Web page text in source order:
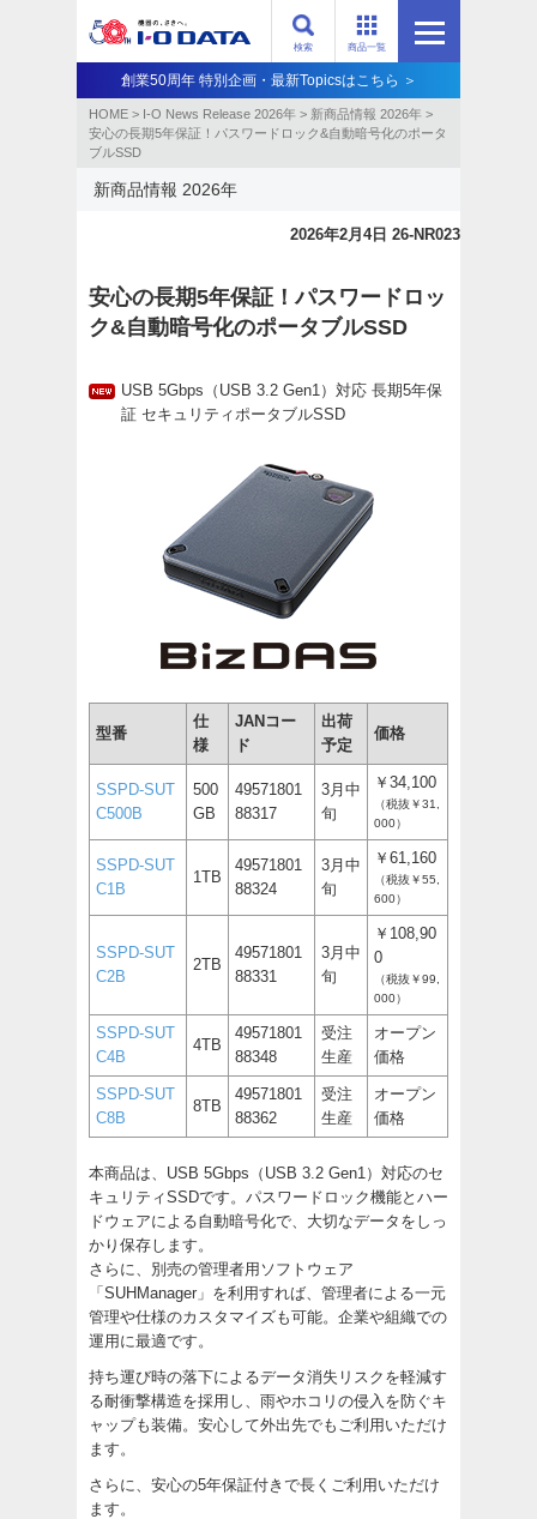
商品一覧
検索
創業50周年 特別企画・最新Topicsはこちら ＞
HOME > I-O News Release 2026年 > 新商品情報 2026年 >
安心の長期5年保証！パスワードロック&自動暗号化のポータ
ブルSSD
新商品情報 2026年
2026年2月4日 26-NR023
安心の長期5年保証！パスワードロッ
ク&自動暗号化のポータブルSSD
USB 5Gbps（USB 3.2 Gen1）対応 長期5年保
証 セキュリティポータブルSSD
型番
仕
様
JANコー
ド
出荷
予定
価格
SSPD-SUT
C500B
500
GB
49571801
88317
3月中
旬
￥34,100
（税抜￥31,
000）
SSPD-SUT
C1B
1TB
49571801
88324
3月中
旬
￥61,160
（税抜￥55,
600）
SSPD-SUT
C2B
2TB
49571801
88331
3月中
旬
￥108,90
0
（税抜￥99,
000）
SSPD-SUT
C4B
4TB
49571801
88348
受注
生産
オープン
価格
SSPD-SUT
C8B
8TB
49571801
88362
受注
生産
オープン
価格
本商品は、USB 5Gbps（USB 3.2 Gen1）対応のセ
キュリティSSDです。パスワードロック機能とハー
ドウェアによる自動暗号化で、大切なデータをしっ
かり保存します。
さらに、別売の管理者用ソフトウェア
「SUHManager」を利用すれば、管理者による一元
管理や仕様のカスタマイズも可能。企業や組織での
運用に最適です。
持ち運び時の落下によるデータ消失リスクを軽減す
る耐衝撃構造を採用し、雨やホコリの侵入を防ぐキ
ャップも装備。安心して外出先でもご利用いただけ
ます。
さらに、安心の5年保証付きで長くご利用いただけ
ます。